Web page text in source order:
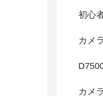
初心
カメ
カメ